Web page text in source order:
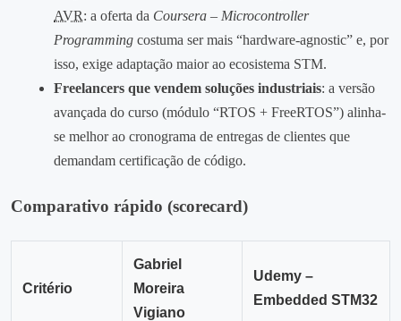
AVR: a oferta da Coursera – Microcontroller
Programming costuma ser mais “hardware‑agnostic” e, por
isso, exige adaptação maior ao ecosistema STM.
Freelancers que vendem soluções industriais: a versão
avançada do curso (módulo “RTOS + FreeRTOS”) alinha-
se melhor ao cronograma de entregas de clientes que
demandam certificação de código.
Comparativo rápido (scorecard)
Critério
Gabriel
Moreira
Vigiano
Udemy –
Embedded STM32